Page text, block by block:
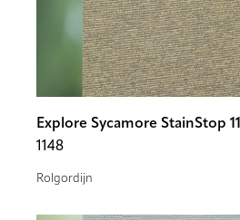
Explore Sycamore StainStop
1148
Rolgordijn